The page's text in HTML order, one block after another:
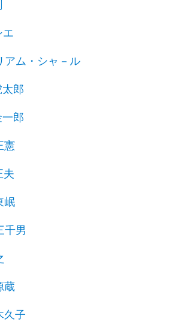
エ
アム・シャ－ル
郎
郎
憲
夫
岷
千男
蔵
久子